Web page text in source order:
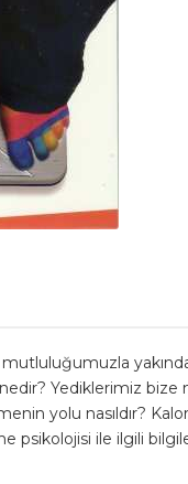
mutluluğumuzla
Yediklerimiz bize
yolu nasıldır?
ile ilgili